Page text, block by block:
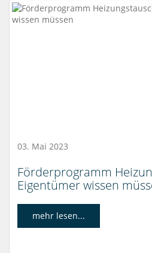
03. Mai 2023
Förderprogramm
Eigentümer wissen
mehr lesen...